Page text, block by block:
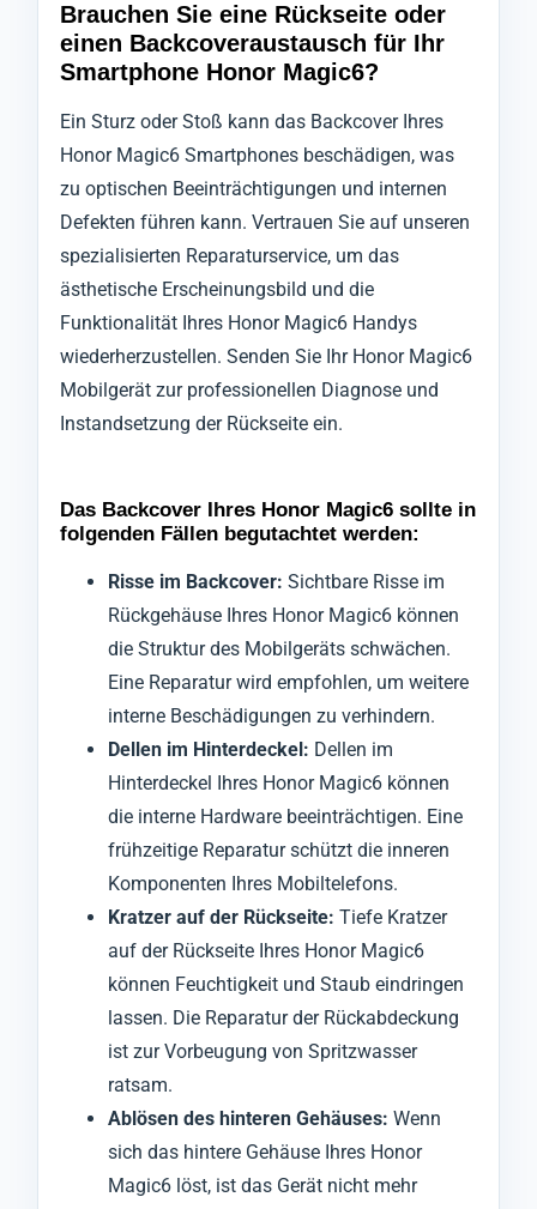
Brauchen Sie eine Rückseite oder
einen Backcoveraustausch für Ihr
Smartphone Honor Magic6?
Ein Sturz oder Stoß kann das Backcover Ihres
Honor Magic6 Smartphones beschädigen, was
zu optischen Beeinträchtigungen und internen
Defekten führen kann. Vertrauen Sie auf unseren
spezialisierten Reparaturservice, um das
ästhetische Erscheinungsbild und die
Funktionalität Ihres Honor Magic6 Handys
wiederherzustellen. Senden Sie Ihr Honor Magic6
Mobilgerät zur professionellen Diagnose und
Instandsetzung der Rückseite ein.
Das Backcover Ihres Honor Magic6 sollte in
folgenden Fällen begutachtet werden:
Risse im Backcover: Sichtbare Risse im
Rückgehäuse Ihres Honor Magic6 können
die Struktur des Mobilgeräts schwächen.
Eine Reparatur wird empfohlen, um weitere
interne Beschädigungen zu verhindern.
Dellen im Hinterdeckel: Dellen im
Hinterdeckel Ihres Honor Magic6 können
die interne Hardware beeinträchtigen. Eine
frühzeitige Reparatur schützt die inneren
Komponenten Ihres Mobiltelefons.
Kratzer auf der Rückseite: Tiefe Kratzer
auf der Rückseite Ihres Honor Magic6
können Feuchtigkeit und Staub eindringen
lassen. Die Reparatur der Rückabdeckung
ist zur Vorbeugung von Spritzwasser
ratsam.
Ablösen des hinteren Gehäuses: Wenn
sich das hintere Gehäuse Ihres Honor
Magic6 löst, ist das Gerät nicht mehr